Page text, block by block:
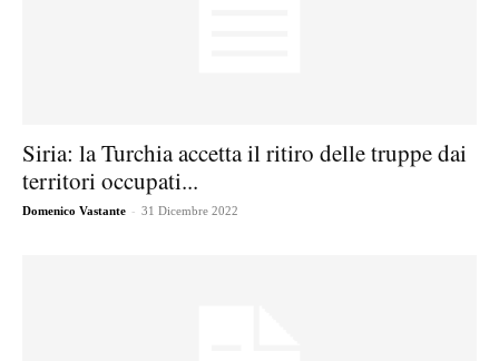
Siria: la Turchia accetta il ritiro delle truppe dai
territori occupati...
Domenico Vastante - 31 Dicembre 2022